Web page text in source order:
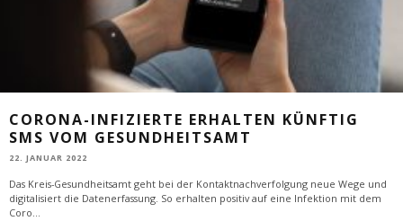
CORONA-INFIZIERTE ERHALTEN KÜNFTIG
SMS VOM GESUNDHEITSAMT
22. JANUAR 2022
Das Kreis-Gesundheitsamt geht bei der Kontaktnachverfolgung neue Wege und
digitalisiert die Datenerfassung. So erhalten positiv auf eine Infektion mit dem
Coro...